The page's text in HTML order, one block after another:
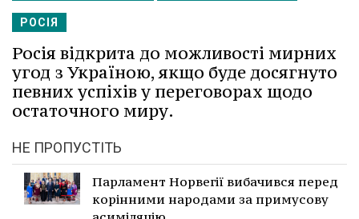
РОСІЯ
Росія відкрита до можливості мирних
угод з Україною, якщо буде досягнуто
певних успіхів у переговорах щодо
остаточного миру.
НЕ ПРОПУСТІТЬ
Парламент Норвегії вибачився перед
корінними народами за примусову